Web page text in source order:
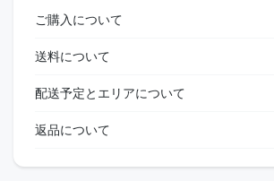
ご購入について
送料について
配送予定とエリアについて
返品について